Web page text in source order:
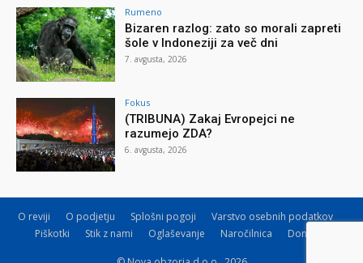
Rumeno
Bizaren razlog: zato so morali zapreti
šole v Indoneziji za več dni
7. avgusta, 2026
Fokus
(TRIBUNA) Zakaj Evropejci ne
razumejo ZDA?
6. avgusta, 2026
O reviji O podjetju Splošni pogoji
Varstvo osebnih podatkov
Piškotki
Stik z nami Oglaševanje Naročilnica Donacije